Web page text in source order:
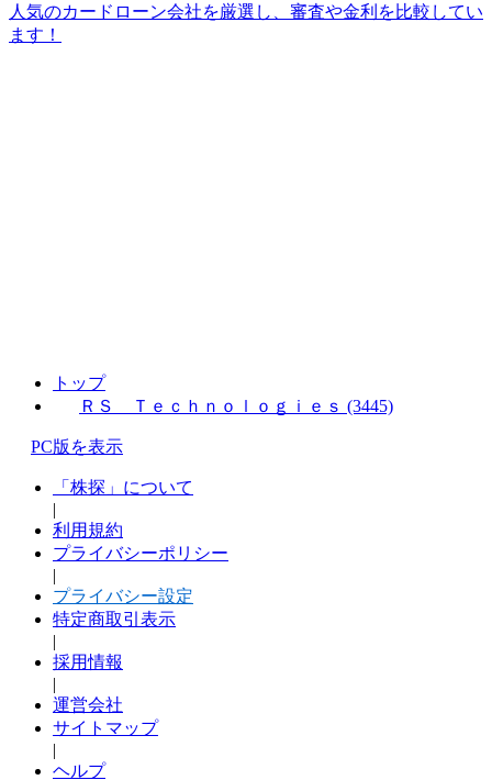
人気のカードローン会社を厳選し、審査や金利を比較してい
ます！
トップ
ＲＳ Ｔｅｃｈｎｏｌｏｇｉｅｓ (3445)
PC版を表示
「株探」について
|
利用規約
プライバシーポリシー
|
プライバシー設定
特定商取引表示
|
採用情報
|
運営会社
サイトマップ
|
ヘルプ